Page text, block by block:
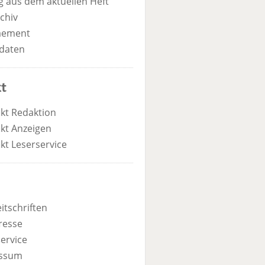
Redaktion
Anzeigen
Leserservice